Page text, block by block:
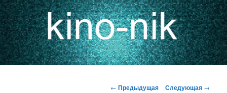
Навигация
← Предыдущая Следующая →